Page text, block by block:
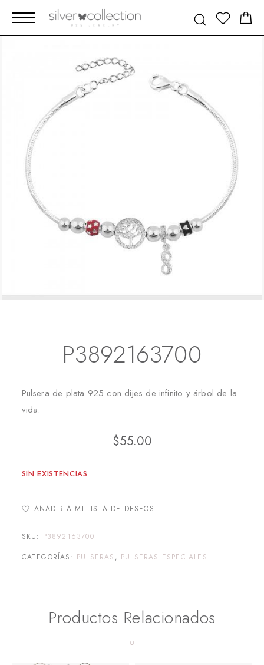
P3892163700
Pulsera de plata 925 con dijes de infinito y árbol de la
vida.
$55.00
SIN EXISTENCIAS
AÑADIR A MI LISTA DE DESEOS
SKU: P3892163700
CATEGORÍAS: PULSERAS , PULSERAS ESPECIALES
Productos Relacionados